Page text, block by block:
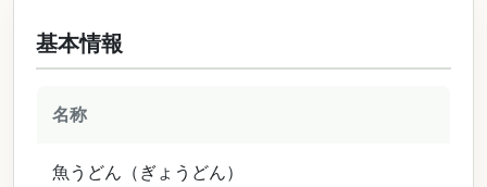
基本情報
名称
魚うどん（ぎょうどん）